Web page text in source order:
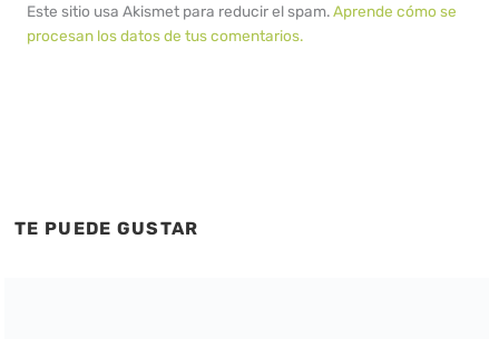
Este sitio usa Akismet para reducir el spam.Aprende cómo se
procesan los datos de tus comentarios.
TE PUEDE GUSTAR